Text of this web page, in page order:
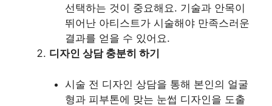
선택하는 것이 중요해요. 기술과 안목이
뛰어난 아티스트가 시술해야 만족스러운
결과를 얻을 수 있어요.
디자인 상담 충분히 하기
시술 전 디자인 상담을 통해 본인의 얼굴
형과 피부톤에 맞는 눈썹 디자인을 도출